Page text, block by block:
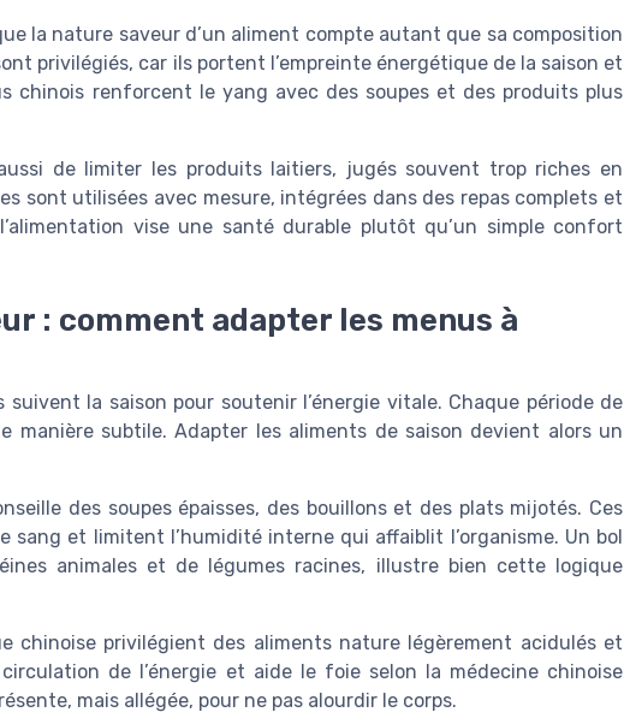
la nature saveur d’un aliment compte autant que sa composition
privilégiés, car ils portent l’empreinte énergétique de la saison et
chinois renforcent le yang avec des soupes et des produits plus
de limiter les produits laitiers, jugés souvent trop riches en
sont utilisées avec mesure, intégrées dans des repas complets et
vise une santé durable plutôt qu’un simple confort
: comment adapter les menus à
la saison pour soutenir l’énergie vitale. Chaque période de
manière subtile. Adapter les aliments de saison devient alors un
des soupes épaisses, des bouillons et des plats mijotés. Ces
et limitent l’humidité interne qui affaiblit l’organisme. Un bol
animales et de légumes racines, illustre bien cette logique
chinoise privilégient des aliments nature légèrement acidulés et
de l’énergie et aide le foie selon la médecine chinoise
mais allégée, pour ne pas alourdir le corps.